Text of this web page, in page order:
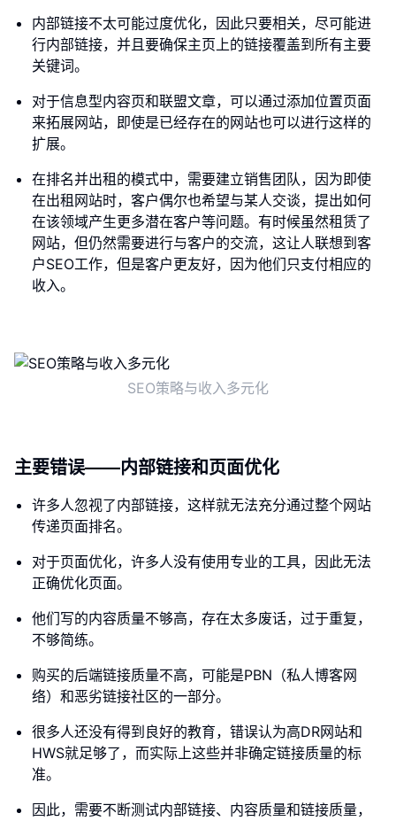
内部链接不太可能过度优化，因此只要相关，尽可能进
行内部链接，并且要确保主页上的链接覆盖到所有主要
关键词。
对于信息型内容页和联盟文章，可以通过添加位置页面
来拓展网站，即使是已经存在的网站也可以进行这样的
扩展。
在排名并出租的模式中，需要建立销售团队，因为即使
在出租网站时，客户偶尔也希望与某人交谈，提出如何
在该领域产生更多潜在客户等问题。有时候虽然租赁了
网站，但仍然需要进行与客户的交流，这让人联想到客
户SEO工作，但是客户更友好，因为他们只支付相应的
收入。
SEO策略与收入多元化
主要错误——内部链接和页面优化
许多人忽视了内部链接，这样就无法充分通过整个网站
传递页面排名。
对于页面优化，许多人没有使用专业的工具，因此无法
正确优化页面。
他们写的内容质量不够高，存在太多废话，过于重复，
不够简练。
购买的后端链接质量不高，可能是PBN（私人博客网
络）和恶劣链接社区的一部分。
很多人还没有得到良好的教育，错误认为高DR网站和
HWS就足够了，而实际上这些并非确定链接质量的标
准。
因此，需要不断测试内部链接、内容质量和链接质量，